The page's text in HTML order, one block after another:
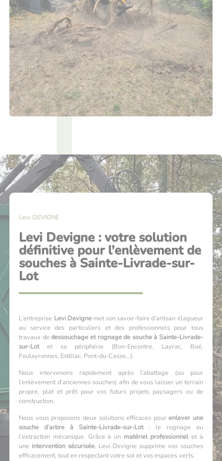
Levi DEVIGNE
Levi Devigne : votre solution
définitive pour l'enlèvement de
souches à Sainte-Livrade-sur-
Lot
L’entreprise Levi Devignemet son savoir-faire d’artisan élagueur
au service des particuliers et des professionnels pour tous
travaux dedessouchage et rognage de souche à Sainte-Livrade-
sur-Lotet sa périphérie (Bon-Encontre, Layrac, Boé,
Foulayronnes, Estillac, Pont-du-Casse…).
Nous intervenons rapidement après l’abattage (ou pour
l’enlèvement d’anciennes souches) afin de vous laisser un terrain
propre, plat et prêt pour vos futurs projets paysagers ou de
construction.
Nous vous proposons deux solutions efficaces pourenlever une
souche d’arbre à Sainte-Livrade-sur-Lot: le rognage ou
l’extraction mécanique. Grâce à un matériel professionnel et à
une intervention sécurisée, Levi Devigne supprime vos souches
efficacement, tout en respectant votre sol et vos espaces verts.